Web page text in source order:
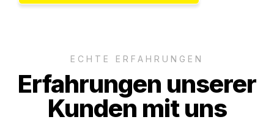
ECHTE ERFAHRUNGEN
Erfahrungen unserer
Kunden mit uns